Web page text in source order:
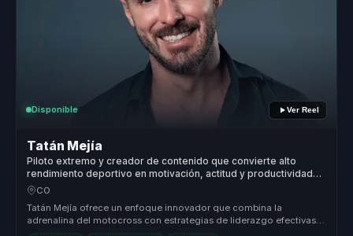
Disponible Ver Reel
Tatán Mejía
Piloto extremo y creador de contenido que convierte alto
rendimiento deportivo en motivación, actitud y productividad
para líderes y equipos.
CO
Tatán Mejía ofrece un enfoque innovador que combina la
adrenalina del motocross con estrategias de liderazgo efectivas.
Su capacidad para...